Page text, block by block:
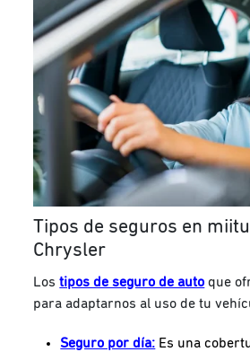
Tipos de seguros en
Chrysler
Lostipos de seguro de auto que
para adaptarnos al uso de tu
Seguro por día: Es una